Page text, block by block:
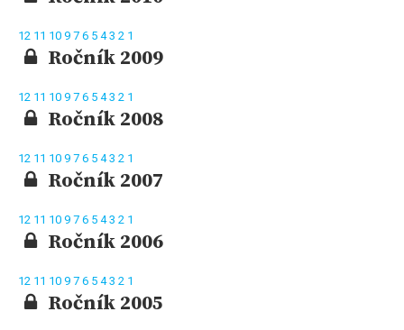
12 11 10 9 7 6 5 43 2 1
Ročník 2009
12 11 10 9 7 6 5 43 2 1
Ročník 2008
12 11 10 9 7 6 5 43 2 1
Ročník 2007
12 11 10 9 7 6 5 43 2 1
Ročník 2006
12 11 10 9 7 6 5 43 2 1
Ročník 2005